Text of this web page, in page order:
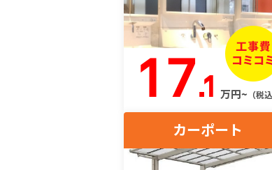
17.1 万円~ （税込
カーポート